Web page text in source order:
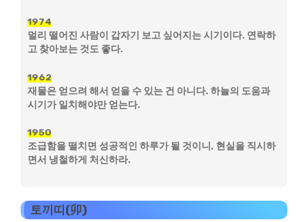
1974
멀리 떨어진 사람이 갑자기 보고 싶어지는 시기이다. 연락하
고 찾아보는 것도 좋다.
1962
재물은 얻으려 해서 얻을 수 있는 건 아니다. 하늘의 도움과
시기가 일치해야만 얻는다.
1950
조급함을 떨치면 성공적인 하루가 될 것이니, 현실을 직시하
면서 냉철하게 처신하라.
토끼띠(卯)